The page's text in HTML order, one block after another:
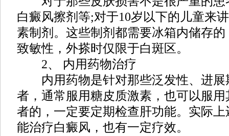
白癜风擦剂等;对于10岁以下的儿童来
素制剂。这些制剂都需要冰箱内储存
致敏性，外搽时仅限于白斑区。
2、 内用药物治疗
内用药物是针对那些泛发性、进展
者，通常服用糖皮质激素，也可以服
者的，一定要定期检查肝功能。实际
能治疗白癜风，也有一定疗效。